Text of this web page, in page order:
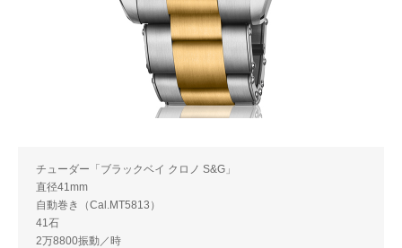
チューダー「ブラックベイ クロノ S&G」
直径41mm
自動巻き（Cal.MT5813）
41石
2万8800振動／時